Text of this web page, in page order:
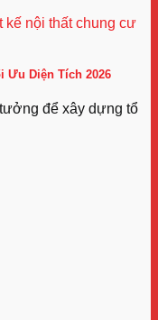
Ưu Diện Tích 2026
để xây dựng tổ